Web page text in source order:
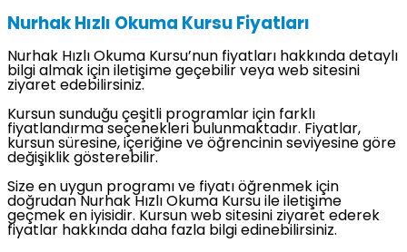
Nurhak Hızlı Okuma Kursu Fiyatları
Nurhak Hızlı Okuma Kursu’nun fiyatları hakkında detaylı
bilgi almak için iletişime geçebilir veya web sitesini
ziyaret edebilirsiniz.
Kursun sunduğu çeşitli programlar için farklı
fiyatlandırma seçenekleri bulunmaktadır. Fiyatlar,
kursun süresine, içeriğine ve öğrencinin seviyesine göre
değişiklik gösterebilir.
Size en uygun programı ve fiyatı öğrenmek için
doğrudan Nurhak Hızlı Okuma Kursu ile iletişime
geçmek en iyisidir. Kursun web sitesini ziyaret ederek
fiyatlar hakkında daha fazla bilgi edinebilirsiniz.